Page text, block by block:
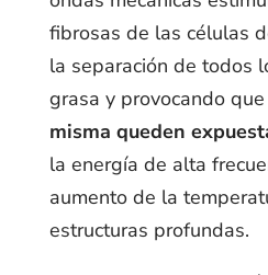
fibrosas de las células
la separación de todos
grasa y provocando
misma queden
la energía de alta
aumento de la
estructuras profundas.